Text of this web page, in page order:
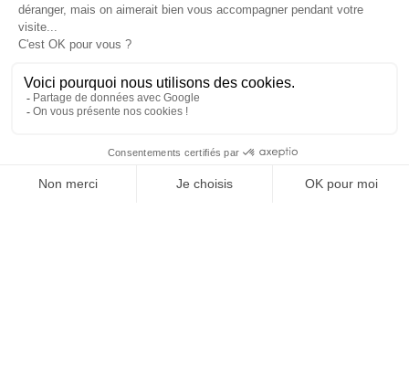
JE DÉCOUVRE LE GROUPE
SUIVEZ-NOUS